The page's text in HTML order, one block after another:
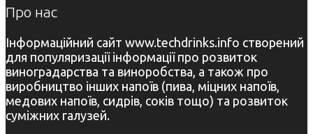
Про нас
Інформаційний сайт www.techdrinks.info створений
для популяризації інформації про розвиток
виноградарства та виноробства, а також про
виробництво інших напоїв (пива, міцних напоїв,
медових напоїв, сидрів, соків тощо) та розвиток
суміжних галузей.